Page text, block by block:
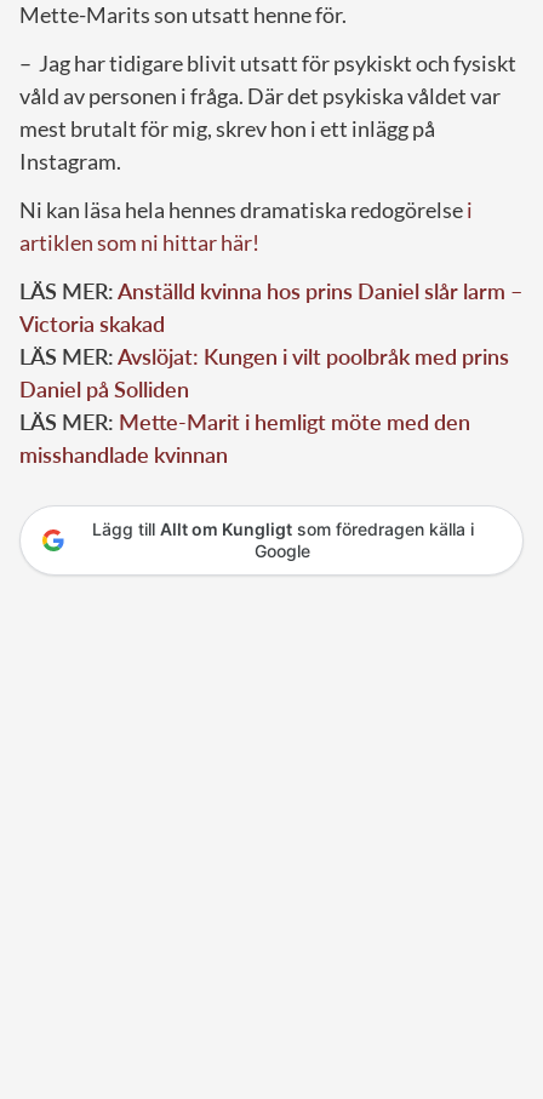
Mette-Marits son utsatt henne för.
– Jag har tidigare blivit utsatt för psykiskt och fysiskt
våld av personen i fråga. Där det psykiska våldet var
mest brutalt för mig, skrev hon i ett inlägg på
Instagram.
Ni kan läsa hela hennes dramatiska redogörelsei
artiklen som ni hittar här!
LÄS MER:Anställd kvinna hos prins Daniel slår larm –
Victoria skakad
LÄS MER:Avslöjat: Kungen i vilt poolbråk med prins
Daniel på Solliden
LÄS MER: Mette-Marit i hemligt möte med den
misshandlade kvinnan
Lägg till Allt om Kungligtsom föredragen källa i
Google